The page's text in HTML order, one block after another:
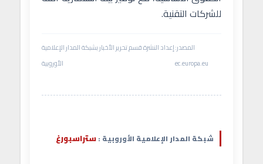
للشركات التقنية.
المصدر:
ec.europa.eu
إعداد النشرة قسم تحرير الأخبار بشبكة المدار الإعلامية
الأوروبية
شبكة المدار الإعلامية الأوروبية :ستراسبورغ